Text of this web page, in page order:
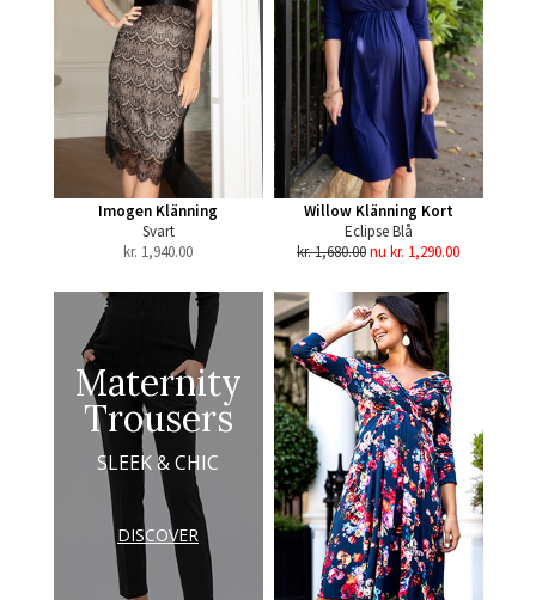
Imogen Klänning
Svart
kr. 1,940.00
Willow Klänning Kort
Eclipse Blå
kr. 1,680.00nu kr. 1,290.00
Maternity
Trousers
SLEEK & CHIC
DISCOVER